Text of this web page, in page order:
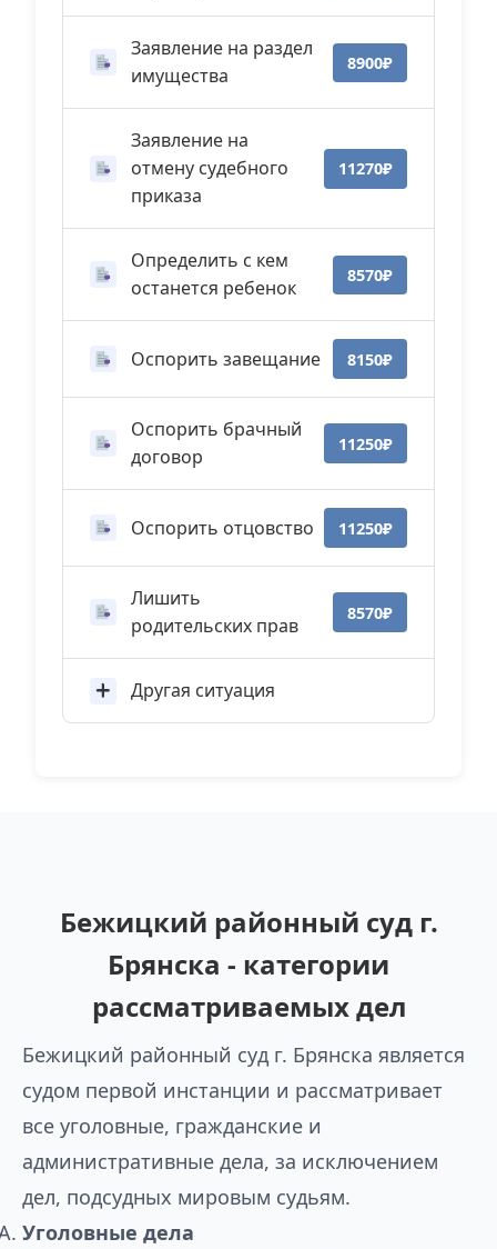
Заявление на раздел
имущества
8900₽
Заявление на
отмену судебного
приказа
11270₽
Определить с кем
останется ребенок
8570₽
Оспорить завещание 8150₽
Оспорить брачный
договор
11250₽
Оспорить отцовство 11250₽
Лишить
родительских прав
8570₽
Другая ситуация
Бежицкий районный суд г.
Брянска - категории
рассматриваемых дел
Бежицкий районный суд г. Брянска является
судом первой инстанции и рассматривает
все уголовные, гражданские и
административные дела, за исключением
дел, подсудных мировым судьям.
Уголовные дела